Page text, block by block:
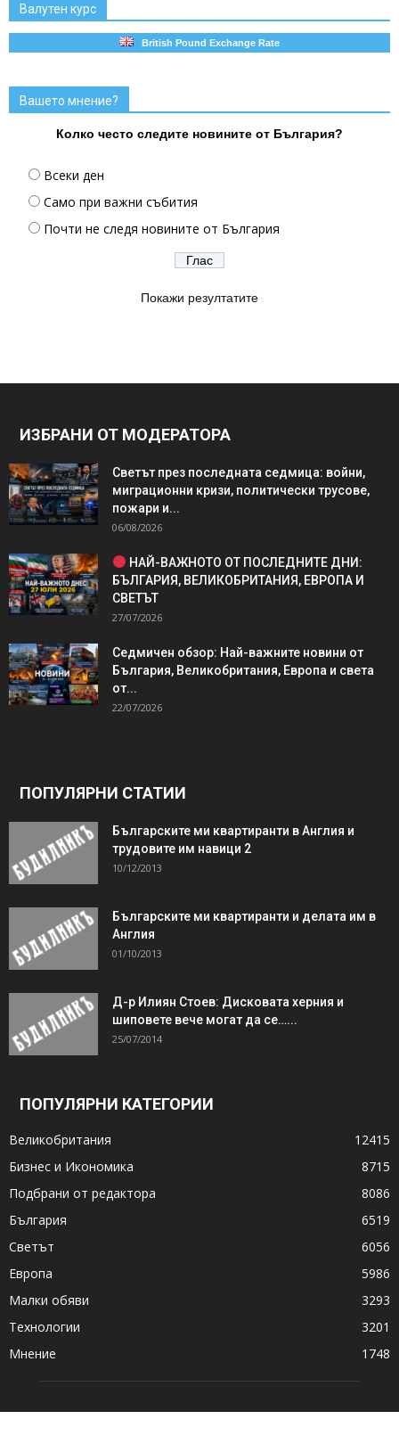
Валутен курс
British Pound Exchange Rate
Вашето мнение?
Колко често следите новините от България?
Всеки ден
Само при важни събития
Почти не следя новините от България
Покажи резултатите
ИЗБРАНИ ОТ МОДЕРАТОРА
Светът през последната седмица: войни,
миграционни кризи, политически трусове,
пожари и...
06/08/2026
НАЙ-ВАЖНОТО ОТ ПОСЛЕДНИТЕ ДНИ:
БЪЛГАРИЯ, ВЕЛИКОБРИТАНИЯ, ЕВРОПА И
СВЕТЪТ
27/07/2026
Седмичен обзор: Най-важните новини от
България, Великобритания, Европа и света
от...
22/07/2026
ПОПУЛЯРНИ СТАТИИ
Българските ми квартиранти в Англия и
трудовите им навици 2
10/12/2013
Българските ми квартиранти и делата им в
Англия
01/10/2013
Д-р Илиян Стоев: Дисковата херния и
шиповете вече могат да се…...
25/07/2014
ПОПУЛЯРНИ КАТЕГОРИИ
Великобритания
12415
Бизнес и Икономика
8715
Подбрани от редактора
8086
България
6519
Светът
6056
Европа
5986
Малки обяви
3293
Технологии
3201
Мнение
1748